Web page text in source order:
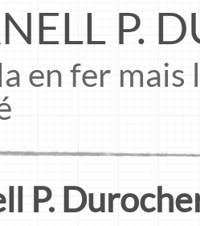
P.
en fer
P.